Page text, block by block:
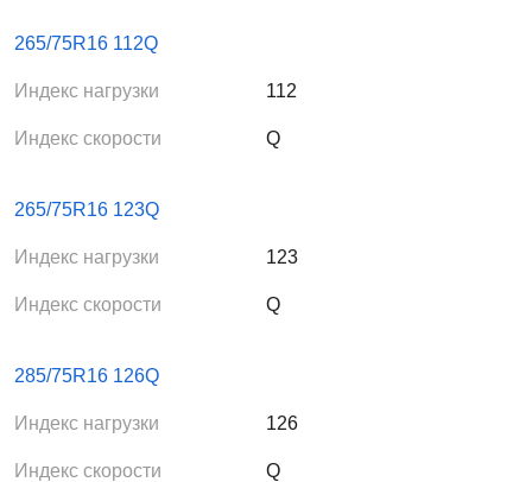
265/75R16 112Q
Индекс нагрузки 112
Индекс скорости Q
265/75R16 123Q
Индекс нагрузки 123
Индекс скорости Q
285/75R16 126Q
Индекс нагрузки 126
Индекс скорости Q